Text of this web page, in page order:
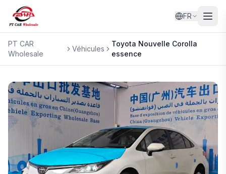
FR
PT CAR
Wholesale
Véhicules
Toyota Nouvelle Corolla
essence